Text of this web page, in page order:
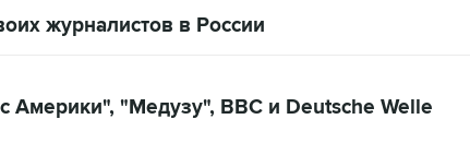
журналистов в России
Америки", "Медузу", BBC и Deutsche Welle